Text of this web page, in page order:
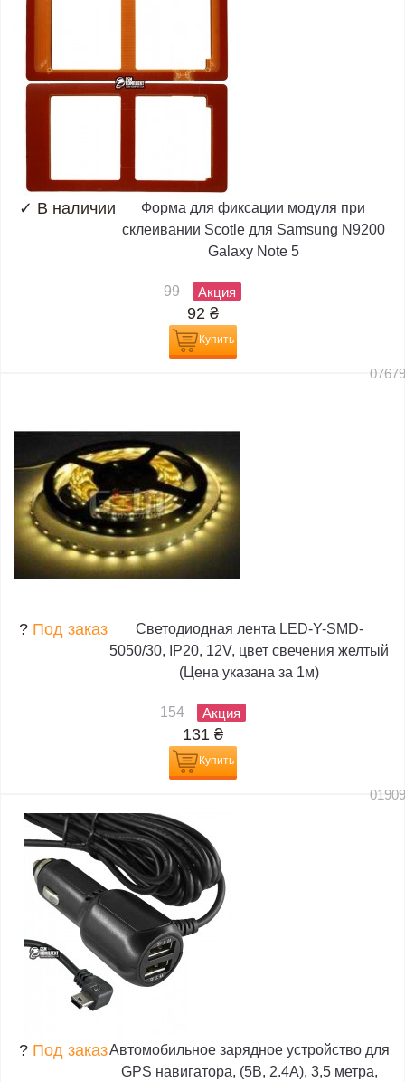
✓ В наличии
Форма для фиксации модуля при
склеивании Scotle для Samsung N9200
Galaxy Note 5
99 Акция
92 ₴
Купить
? Под заказ
Светодиодная лента LED-Y-SMD-
5050/30, IP20, 12V, цвет свечения желтый
(Цена указана за 1м)
154 Акция
131 ₴
Купить
? Под заказАвтомобильное зарядное устройство для
GPS навигатора, (5В, 2.4А), 3,5 метра,